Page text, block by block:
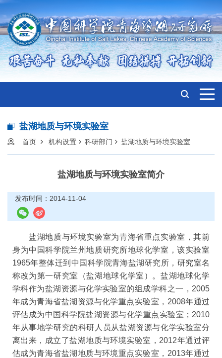
盐湖地质与环境实验室
首页 机构设置 科研部门 盐湖地质与环境实验室
盐湖地质与环境实验室简介
发布时间：2014-11-04
盐湖地质与环境实验室为青海省重点实验室，其前
身为中国科学院兰州地质研究所地球化学室，该实验室
1965年整体迁到中国科学院青海盐湖研究所，研究室名
称改为第一研究室（盐湖地球化学室）。盐湖地球化学
学科作为盐湖资源与化学实验室的组成学科之一，2005
年成为青海省盐湖资源与化学重点实验室，2008年通过
评估成为中国科学院盐湖资源与化学重点实验室；2010
年从事地学研究的科研人员从盐湖资源与化学实验室分
离出来，成立了盐湖地质与环境实验室，2012年通过评
估成为青海省盐湖地质与环境重点实验室，2013年通过